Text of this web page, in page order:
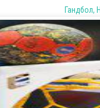
Гандбол,